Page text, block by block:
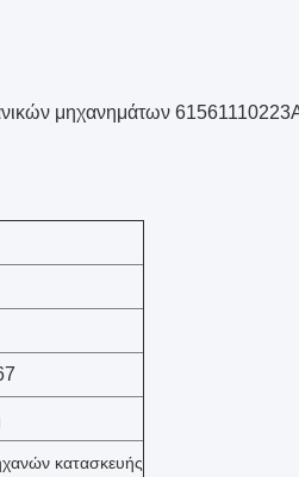
μηχανημάτων
κατασκευής